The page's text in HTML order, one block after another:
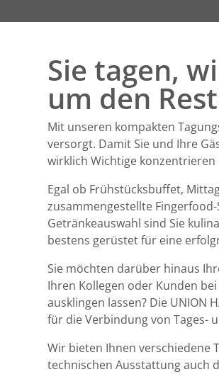
Sie tagen,
um den
Mit unseren kompakten
versorgt. Damit Sie und Ihre
wirklich Wichtige konzentrieren
Egal ob Frühstücksbuffet,
zusammengestellte
Getränkeauswahl sind Sie
bestens gerüstet für eine
Sie möchten darüber hinaus
Ihren Kollegen oder Kunden
ausklingen lassen? Die UNION
für die Verbindung von Tages-
Wir bieten Ihnen verschiedene
technischen Ausstattung auch